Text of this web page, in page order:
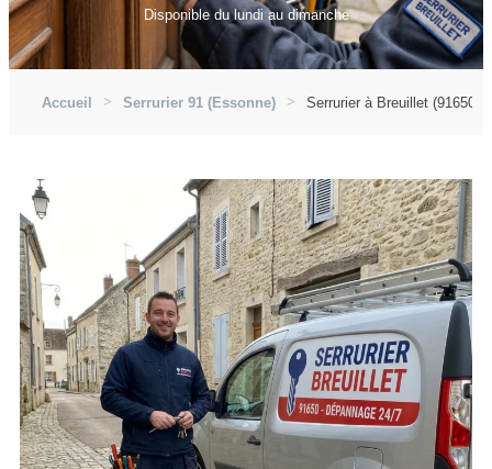
Disponible du lundi au dimanche
Accueil Serrurier 91 (Essonne) Serrurier à Breuillet (91650)